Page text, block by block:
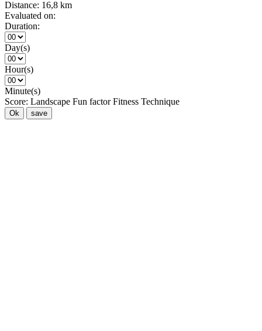
Distance: 16,8 km
Evaluated on:
Duration:
Day(s)
Hour(s)
Minute(s)
Score: Landscape Fun factor Fitness Technique
Ok save